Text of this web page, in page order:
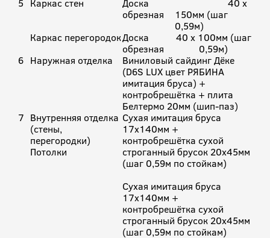
5 Каркас стен
Доска
обрезная
40 х
150мм (шаг
0,59м)
Каркас перегородокДоска
обрезная
40 х 100мм (шаг
0,59м)
6 Наружная отделка
Виниловый сайдинг Дёке
(D6S LUX цвет РЯБИНА
имитация бруса) +
контробрешётка + плита
Белтермо 20мм (шип-паз)
7 Внутренняя отделка
(стены,
перегородки)
Потолки
Сухая имитация бруса
17х140мм +
контробрешётка сухой
строганный брусок 20х45мм
(шаг 0,59м по стойкам)
Сухая имитация бруса
17х140мм +
контробрешётка сухой
строганный брусок 20х45мм
(шаг 0,59м по стойкам)